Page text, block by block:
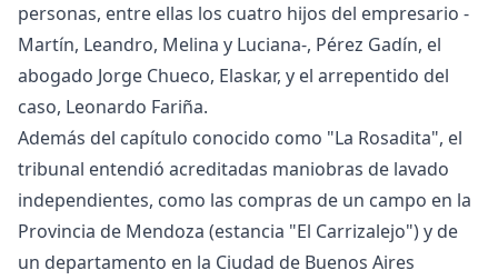
personas, entre ellas los cuatro hijos del empresario -
Martín, Leandro, Melina y Luciana-, Pérez Gadín, el
abogado Jorge Chueco, Elaskar, y el arrepentido del
caso, Leonardo Fariña.
Además del capítulo conocido como "La Rosadita", el
tribunal entendió acreditadas maniobras de lavado
independientes, como las compras de un campo en la
Provincia de Mendoza (estancia "El Carrizalejo") y de
un departamento en la Ciudad de Buenos Aires